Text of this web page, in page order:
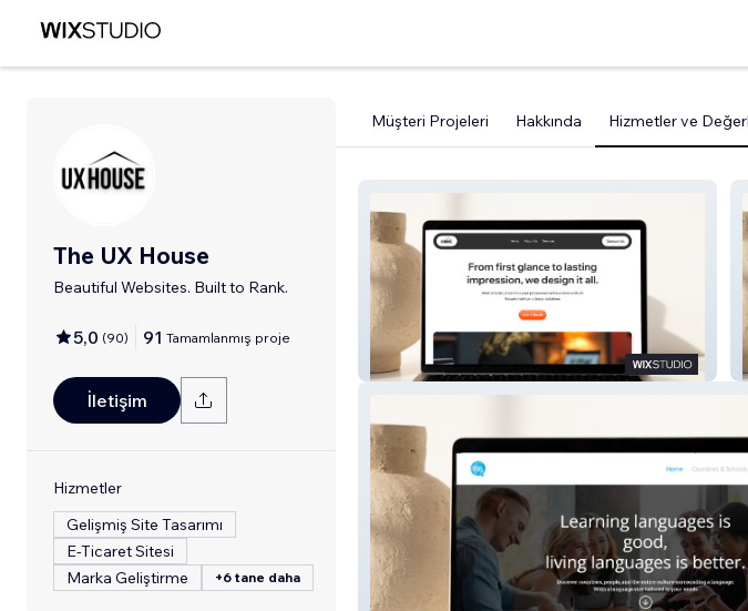
The UX House
Beautiful Websites. Built to Rank.
5,0 (90) 91 Tamamlanmış proje
İletişim
Hizmetler
Gelişmiş Site Tasarımı
E-Ticaret Sitesi
Marka Geliştirme
+6 tane daha
Müşteri Projeleri Hakkında Hizmetler ve
The UX House